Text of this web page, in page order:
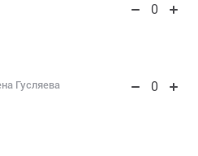
0
Гусляева 0